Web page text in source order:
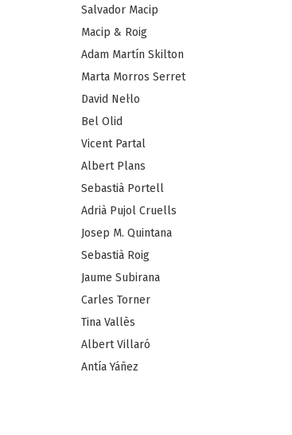
Salvador Macip
Macip & Roig
Adam Martín Skilton
Marta Morros Serret
David Nel·lo
Bel Olid
Vicent Partal
Albert Plans
Sebastià Portell
Adrià Pujol Cruells
Josep M. Quintana
Sebastià Roig
Jaume Subirana
Carles Torner
Tina Vallès
Albert Villaró
Antía Yáñez